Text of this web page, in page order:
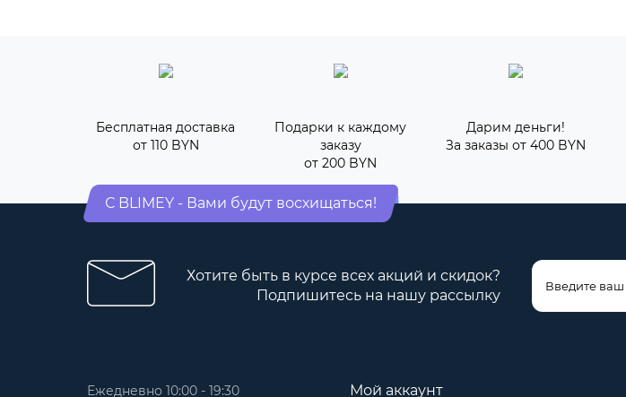
Бесплатная доставка
от 110 BYN
Подарки к каждому
заказу
от 200 BYN
Дарим деньги!
За заказы от 400 BYN
С BLIMEY - Вами будут восхищаться!
Хотите быть в курсе всех акций и скидок?
Подпишитесь на нашу рассылку
Ежедневно 10:00 - 19:30
Мой аккаунт